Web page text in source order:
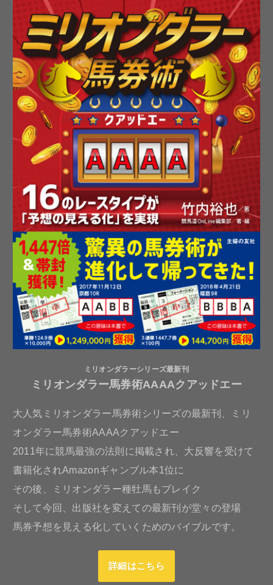
ミリオンダラーシリーズ最新刊
ミリオンダラー馬券術AAAAクアッドエー
大人気ミリオンダラー馬券術シリーズの最新刊、ミリ
オンダラー馬券術AAAAクアッドエー
2011年に競馬最強の法則に掲載され、大反響を受けて
書籍化されAmazonギャンブル本1位に
その後、ミリオンダラー種牡馬もブレイク
そして今回、出版社を変えての最新刊が堂々の登場
馬券予想を見える化していくためのバイブルです。
詳細はこちら